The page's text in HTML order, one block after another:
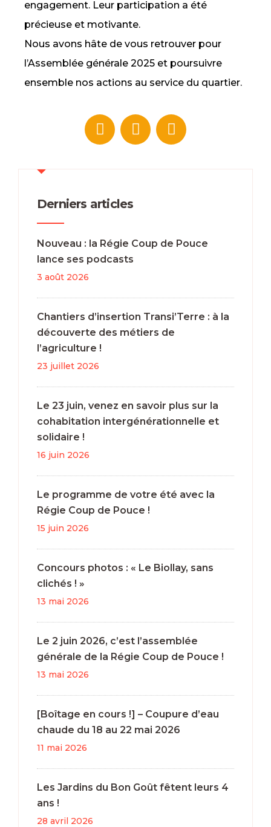
engagement. Leur participation a été
précieuse et motivante.
Nous avons hâte de vous retrouver pour
l’Assemblée générale 2025 et poursuivre
ensemble nos actions au service du quartier.
Derniers articles
Nouveau : la Régie Coup de Pouce
lance ses podcasts
3 août 2026
Chantiers d’insertion Transi’Terre : à la
découverte des métiers de
l’agriculture !
23 juillet 2026
Le 23 juin, venez en savoir plus sur la
cohabitation intergénérationnelle et
solidaire !
16 juin 2026
Le programme de votre été avec la
Régie Coup de Pouce !
15 juin 2026
Concours photos : « Le Biollay, sans
clichés ! »
13 mai 2026
Le 2 juin 2026, c’est l’assemblée
générale de la Régie Coup de Pouce !
13 mai 2026
[Boîtage en cours !] – Coupure d’eau
chaude du 18 au 22 mai 2026
11 mai 2026
Les Jardins du Bon Goût fêtent leurs 4
ans !
28 avril 2026